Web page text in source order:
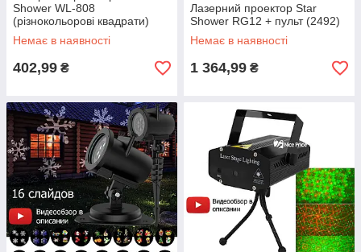
Shower WL-808
(різнокольорові квадрати)
(6736)
Немає в наявності
402,99 ₴
Лазерний проектор Star
Shower RG12 + пульт (2492)
Немає в наявності
1 364,99 ₴